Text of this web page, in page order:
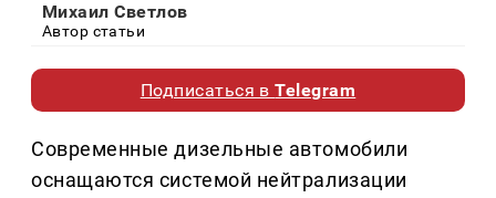
Михаил Светлов
Автор статьи
Подписаться вTelegram
Современные дизельные автомобили
оснащаются системой нейтрализации